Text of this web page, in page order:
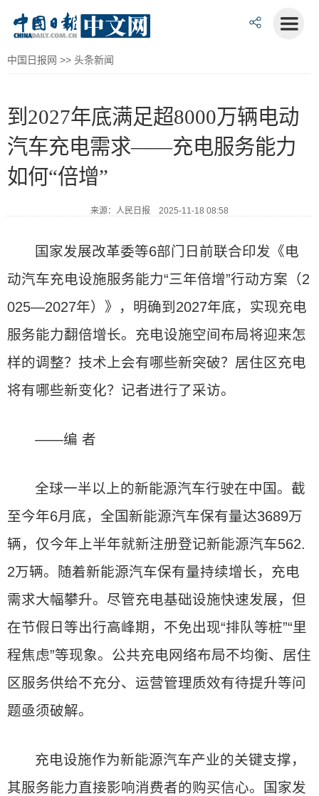
中国日报网 >> 头条新闻
到2027年底满足超8000万辆电动
汽车充电需求——充电服务能力
如何“倍增”
来源：人民日报 2025-11-18 08:58
国家发展改革委等6部门日前联合印发《电
动汽车充电设施服务能力“三年倍增”行动方案（2
025—2027年）》，明确到2027年底，实现充电
服务能力翻倍增长。充电设施空间布局将迎来怎
样的调整？技术上会有哪些新突破？居住区充电
将有哪些新变化？记者进行了采访。
——编 者
全球一半以上的新能源汽车行驶在中国。截
至今年6月底，全国新能源汽车保有量达3689万
辆，仅今年上半年就新注册登记新能源汽车562.
2万辆。随着新能源汽车保有量持续增长，充电
需求大幅攀升。尽管充电基础设施快速发展，但
在节假日等出行高峰期，不免出现“排队等桩”“里
程焦虑”等现象。公共充电网络布局不均衡、居住
区服务供给不充分、运营管理质效有待提升等问
题亟须破解。
充电设施作为新能源汽车产业的关键支撑，
其服务能力直接影响消费者的购买信心。国家发